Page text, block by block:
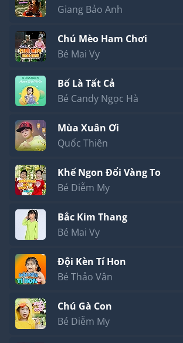
Giang Bảo Anh
Chú Mèo Ham Chơi
Bé Mai Vy
Bố Là Tất Cả
Bé Candy Ngọc Hà
Mùa Xuân Ơi
Quốc Thiên
Khế Ngon Đổi Vàng To
Bé Diễm My
Bắc Kim Thang
Bé Mai Vy
Đội Kèn Tí Hon
Bé Thảo Vân
Chú Gà Con
Bé Diễm My